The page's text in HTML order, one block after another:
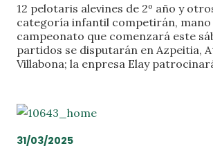
12 pelotaris alevines de 2º año y
categoría infantil competirán, mano
campeonato que comenzará este
partidos se disputarán en Azpeitia,
Villabona; la enpresa Elay
31/03/2025